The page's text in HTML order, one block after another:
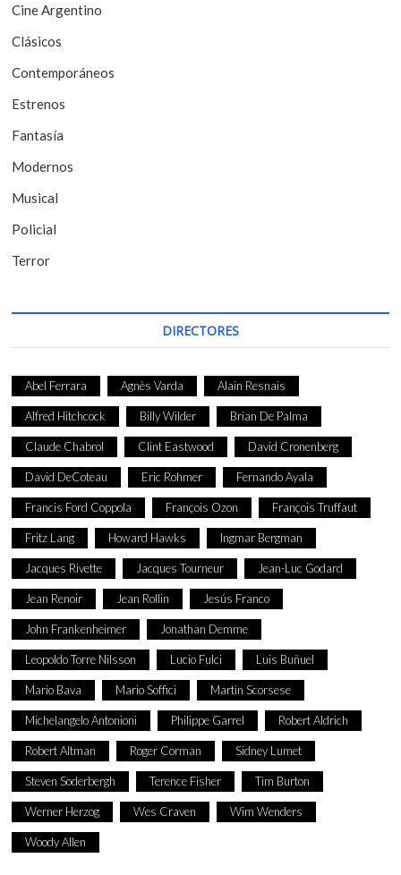
e
e
n
t
r
a
d
a
s
Cine Argentino
Clásicos
Contemporáneos
Estrenos
Fantasía
Modernos
Musical
Policial
Terror
DIRECTORES
Abel Ferrara Agnès Varda Alain Resnais
Alfred Hitchcock Billy Wilder Brian De Palma
Claude Chabrol Clint Eastwood David Cronenberg
David DeCoteau Eric Rohmer Fernando Ayala
Francis Ford Coppola François Ozon François Truffaut
Fritz Lang Howard Hawks Ingmar Bergman
Jacques Rivette Jacques Tourneur Jean-Luc Godard
Jean Renoir Jean Rollin Jesús Franco
John Frankenheimer Jonathan Demme
Leopoldo Torre Nilsson Lucio Fulci Luis Buñuel
Mario Bava Mario Soffici Martin Scorsese
Michelangelo Antonioni Philippe Garrel Robert Aldrich
Robert Altman Roger Corman Sidney Lumet
Steven Soderbergh Terence Fisher Tim Burton
Werner Herzog Wes Craven Wim Wenders
Woody Allen